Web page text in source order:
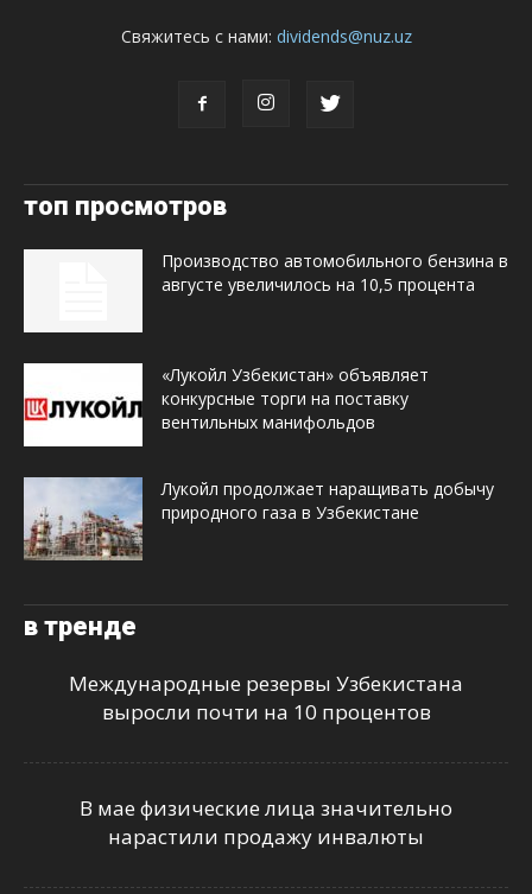
Свяжитесь с нами: dividends@nuz.uz
топ просмотров
Производство автомобильного бензина в
августе увеличилось на 10,5 процента
«Лукойл Узбекистан» объявляет
конкурсные торги на поставку
вентильных манифольдов
Лукойл продолжает наращивать добычу
природного газа в Узбекистане
в тренде
Международные резервы Узбекистана
выросли почти на 10 процентов
В мае физические лица значительно
нарастили продажу инвалюты